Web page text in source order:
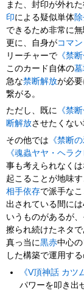
また、封印が外れ
印による疑似単体
できるため非常に無
更に、自身がコマン
リーチャーで 《禁
このカード自体の
急な禁断解放が必
繋がる。
ただし、既に 《禁
断解放させたくな
その他では 《禁断
《魂蟲ヤヤ・ヘラク
事も考えられなく
起こることが地味す
相手依存で派手な
出されている間に
いうものがあるが
擦られ続けたネタ
真っ当に黒赤中心の
した構築で運用する
《V頂神話 カツ
パワーを叩き出